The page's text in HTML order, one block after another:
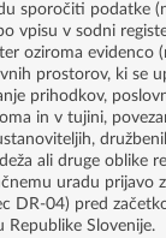
sporočiti podatke
vpisu v sodni
oziroma evidenco
prostorov, ki se
prihodkov,
in v tujini,
ali druge oblike
uradu prijavo
DR-04) pred
Slovenije.